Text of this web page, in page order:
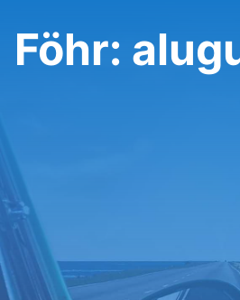
Föhr: